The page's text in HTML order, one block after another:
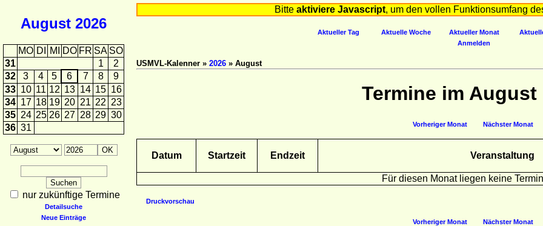
August 2026
MO DI MI DO FR SA SO
31
1
2
32
3 4 5 6 7 8
9
33 10 11 12 13 14 15 16
34 17 18 19 20 21 22 23
35 24 25 26 27 28 29 30
36 31
nur zukünftige Termine
Detailsuche
Neue Einträge
Bitte aktiviere Javascript, um den vollen Funktionsumfang
Aktueller Tag Aktuelle Woche Aktueller Monat
Anmelden
USMVL-Kalenner » 2026 » August
Termine im August
Vorheriger Monat Nächster Monat
Datum Startzeit Endzeit Veranstaltung
Für diesen Monat liegen keine
Druckvorschau
Vorheriger Monat Nächster Monat